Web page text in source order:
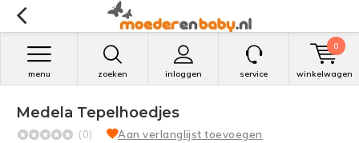
zoeken inloggen
menu service winkelwagen
0
Medela Tepelhoedjes
(0) Aan verlanglijst toevoegen